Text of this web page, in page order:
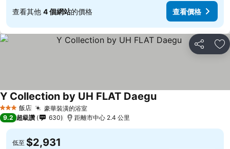
查看其他 4 個網站的價格 查看價格
分享 加
3 星級 飯店 豪華裝潢的浴室
Y Collection by UH FLAT Daegu
9.2 超級讚 630 距離市中心 2.4 公里
低至 $2,931